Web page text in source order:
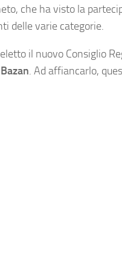
che ha visto la
delle varie categorie.
il nuovo Consiglio
. Ad affiancarlo,